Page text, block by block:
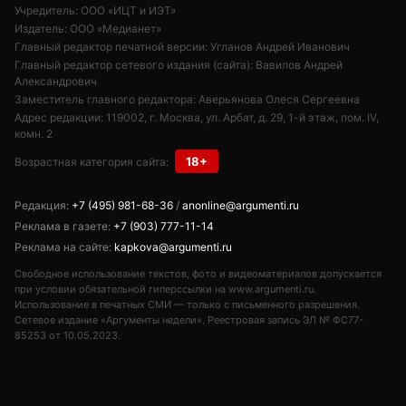
Учредитель: ООО «ИЦТ и ИЭТ»
Издатель: ООО «Медианет»
Главный редактор печатной версии: Угланов Андрей Иванович
Главный редактор сетевого издания (сайта): Вавилов Андрей
Александрович
Заместитель главного редактора: Аверьянова Олеся Сергеевна
Адрес редакции: 119002, г. Москва, ул. Арбат, д. 29, 1-й этаж, пом. IV,
комн. 2
Возрастная категория сайта: 18+
Редакция: +7 (495) 981-68-36 / anonline@argumenti.ru
Реклама в газете: +7 (903) 777-11-14
Реклама на сайте: kapkova@argumenti.ru
Свободное использование текстов, фото и видеоматериалов допускается
при условии обязательной гиперссылки на www.argumenti.ru.
Использование в печатных СМИ — только с письменного разрешения.
Сетевое издание «Аргументы недели». Реестровая запись ЭЛ № ФС77-
85253 от 10.05.2023.